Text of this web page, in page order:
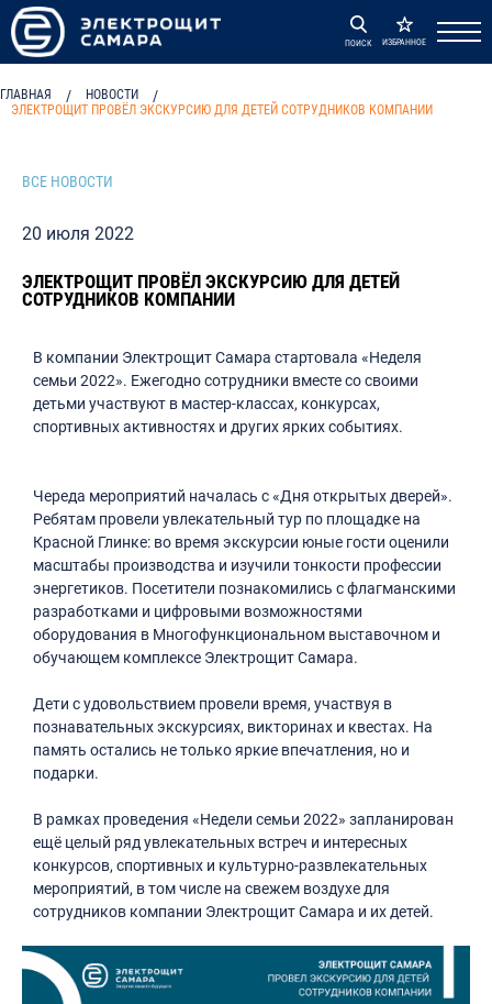
ПОИСК ИЗБРАННОЕ
ГЛАВНАЯ / НОВОСТИ /
ЭЛЕКТРОЩИТ ПРОВЁЛ ЭКСКУРСИЮ ДЛЯ ДЕТЕЙ СОТРУДНИКОВ КОМПАНИИ
ВСЕ НОВОСТИ
20 июля 2022
ЭЛЕКТРОЩИТ ПРОВЁЛ ЭКСКУРСИЮ ДЛЯ ДЕТЕЙ
СОТРУДНИКОВ КОМПАНИИ
В компании Электрощит Самара стартовала «Неделя
семьи 2022». Ежегодно сотрудники вместе со своими
детьми участвуют в мастер-классах, конкурсах,
спортивных активностях и других ярких событиях.
Череда мероприятий началась с «Дня открытых дверей».
Ребятам провели увлекательный тур по площадке на
Красной Глинке: во время экскурсии юные гости оценили
масштабы производства и изучили тонкости профессии
энергетиков. Посетители познакомились с флагманскими
разработками и цифровыми возможностями
оборудования в Многофункциональном выставочном и
обучающем комплексе Электрощит Самара.
Дети с удовольствием провели время, участвуя в
познавательных экскурсиях, викторинах и квестах. На
память остались не только яркие впечатления, но и
подарки.
В рамках проведения «Недели семьи 2022» запланирован
ещё целый ряд увлекательных встреч и интересных
конкурсов, спортивных и культурно-развлекательных
мероприятий, в том числе на свежем воздухе для
сотрудников компании Электрощит Самара и их детей.